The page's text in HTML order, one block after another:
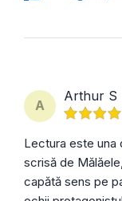
A
Arthur S
Lectura este una
scrisă de
capătă sens pe